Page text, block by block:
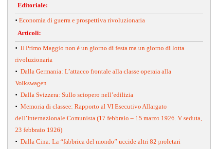
Editoriale:
• Economia di guerra e prospettiva rivoluzionaria
Articoli:
• Il Primo Maggio non è un giorno di festa ma un giorno di lotta
rivoluzionaria
• Dalla Germania: L’attacco frontale alla classe operaia alla
Volkswagen
• Dalla Svizzera: Sullo sciopero nell’edilizia
• Memoria di classee: Rapporto al VI Esecutivo Allargato
dell’Internazionale Comunista (17 febbraio – 15 marzo 1926. V seduta,
23 febbraio 1926)
• Dalla Cina: La “fabbrica del mondo” uccide altri 82 proletari